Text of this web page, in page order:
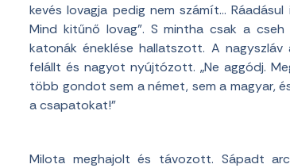
kevés lovagja pedig nem számít…
Mind kitűnő lovag”. S mintha csak a
katonák éneklése hallatszott. A
felállt és nagyot nyújtózott. „Ne aggódj.
több gondot sem a német, sem a magyar,
a csapatokat!”
Milota meghajolt és távozott. Sápadt